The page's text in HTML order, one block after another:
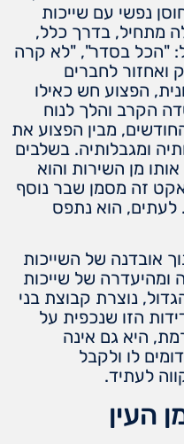
נפשי עם שייכות
מתחיל, בדרך כלל,
"הכל בסדר", "לא קרה
ואחזור לחברים
הפצוע חש כאילו
הקרב והלך לנוח
מבין הפצוע את
ומגבלותיה. בשלבים
מן השירות והוא
זה מסמן שבר נוסף
לעתים, הוא נתפס
אובדנה של השייכות
ומהיעדרה של שייכות
נוצרת קבוצת בני
הזו שנכפית על
היא גם אינה
לו ולקבל
לעתיד.
העין